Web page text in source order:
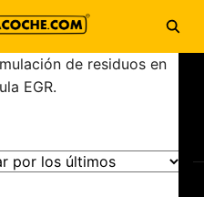
de residuos en
EGR.